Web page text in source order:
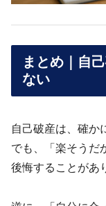
まとめ｜自
ない
自己破産は、確か
でも、「楽そうだ
後悔することがあ